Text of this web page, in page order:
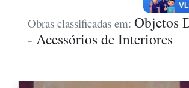
Obras classificadas em: Objetos
- Acessórios de Interiores